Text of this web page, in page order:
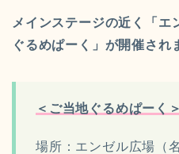
メインステージの近く「エ
ぐるめぱーく」が開催され
＜ご当地ぐるめぱーく＞
場所：エンゼル広場（